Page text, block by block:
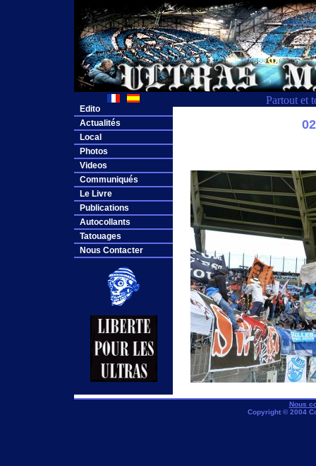
Partout et
Edito
Actualités
Local
Photos
Videos
Communiqués
Le Livre
Publications
Autocollants
Tatouages
Nous Contacter
Nous
Copyright © 2004